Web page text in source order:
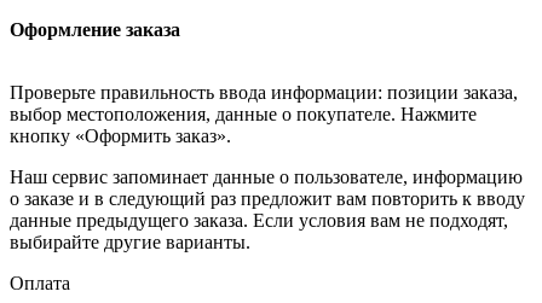
Оформление заказа
Проверьте правильность ввода информации: позиции заказа,
выбор местоположения, данные о покупателе. Нажмите
кнопку «Оформить заказ».
Наш сервис запоминает данные о пользователе, информацию
о заказе и в следующий раз предложит вам повторить к вводу
данные предыдущего заказа. Если условия вам не подходят,
выбирайте другие варианты.
Оплата